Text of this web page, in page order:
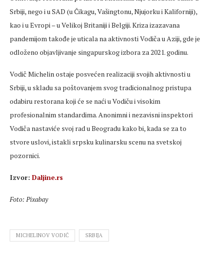
Srbiji, nego i u SAD (u Čikagu, Vašingtonu, Njujorku i Kaliforniji),
kao i u Evropi – u Velikoj Britaniji i Belgiji. Kriza izazavana
pandemijom takođe je uticala na aktivnosti Vodiča u Aziji, gde je
odloženo objavljivanje singapurskog izbora za 2021. godinu.
Vodič Michelin ostaje posvećen realizaciji svojih aktivnosti u
Srbiji, u skladu sa poštovanjem svog tradicionalnog pristupa
odabiru restorana koji će se naći u Vodiču i visokim
profesionalnim standardima. Anonimni i nezavisni inspektori
Vodiča nastaviće svoj rad u Beogradu kako bi, kada se za to
stvore uslovi, istakli srpsku kulinarsku scenu na svetskoj
pozornici.
Izvor: Daljine.rs
Foto: Pixabay
MICHELINOV VODIČ SRBIJA